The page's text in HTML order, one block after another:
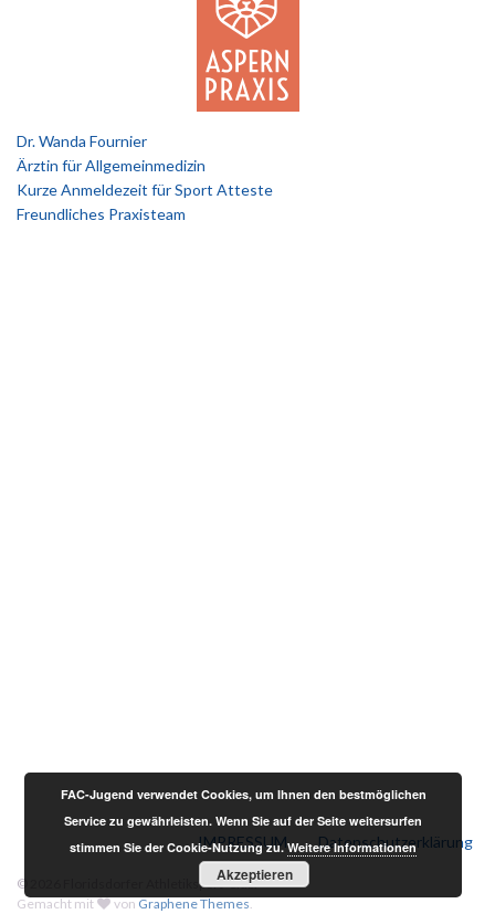
Dr. Wanda Fournier
Ärztin für Allgemeinmedizin
Kurze Anmeldezeit für Sport Atteste
Freundliches Praxisteam
IMPRESSUM Datenschutzerklärung
© 2026 Floridsdorfer Athletiksport-Club.
Gemacht mit
von Graphene Themes.
FAC-Jugend verwendet Cookies, um Ihnen den bestmöglichen
Service zu gewährleisten. Wenn Sie auf der Seite weitersurfen
stimmen Sie der Cookie-Nutzung zu.Weitere Informationen
Akzeptieren